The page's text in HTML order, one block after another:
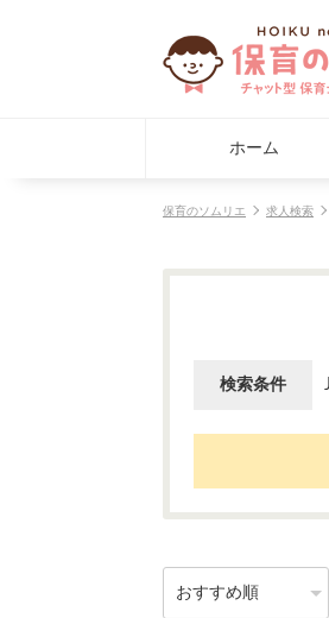
ホーム
保育のソムリエ 求人検索
検索条件